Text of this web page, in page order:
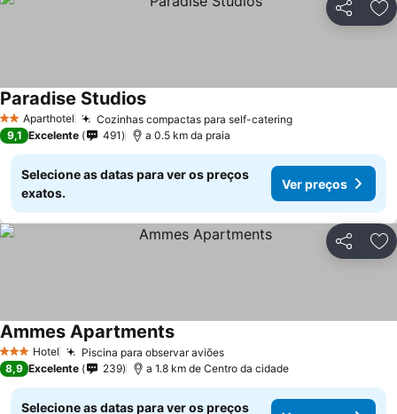
Partilhar
2 EstrelasAparthotel Cozinhas compactas para self-catering
Paradise Studios
9,1 Excelente 491 a 0.5 km da praia
Selecione as datas para ver os preços
exatos.
Ver preços
Partilhar
3 EstrelasHotel Piscina para observar aviões
Ammes Apartments
8,9 Excelente 239 a 1.8 km de Centro da cidade
Selecione as datas para ver os preços